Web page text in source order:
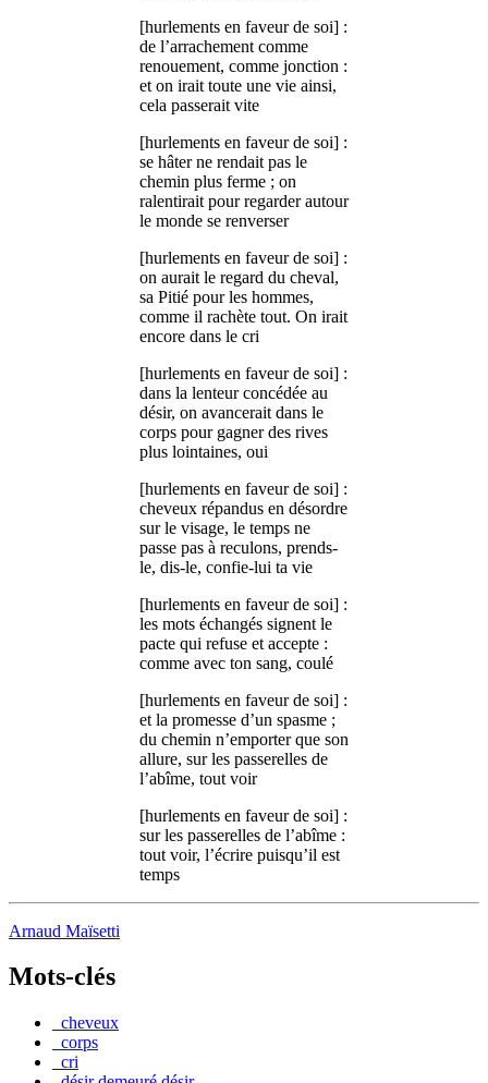
[hurlements en faveur de soi] :
de l’arrachement comme
renouement, comme jonction :
et on irait toute une vie ainsi,
cela passerait vite
[hurlements en faveur de soi] :
se hâter ne rendait pas le
chemin plus ferme ; on
ralentirait pour regarder autour
le monde se renverser
[hurlements en faveur de soi] :
on aurait le regard du cheval,
sa Pitié pour les hommes,
comme il rachète tout. On irait
encore dans le cri
[hurlements en faveur de soi] :
dans la lenteur concédée au
désir, on avancerait dans le
corps pour gagner des rives
plus lointaines, oui
[hurlements en faveur de soi] :
cheveux répandus en désordre
sur le visage, le temps ne
passe pas à reculons, prends-
le, dis-le, confie-lui ta vie
[hurlements en faveur de soi] :
les mots échangés signent le
pacte qui refuse et accepte :
comme avec ton sang, coulé
[hurlements en faveur de soi] :
et la promesse d’un spasme ;
du chemin n’emporter que son
allure, sur les passerelles de
l’abîme, tout voir
[hurlements en faveur de soi] :
sur les passerelles de l’abîme :
tout voir, l’écrire puisqu’il est
temps
Arnaud Maïsetti
Mots-clés
_cheveux
_corps
_cri